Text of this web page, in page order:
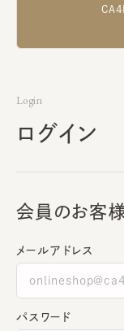
Login
ログイン
会員のお客
メールアドレス
パスワード